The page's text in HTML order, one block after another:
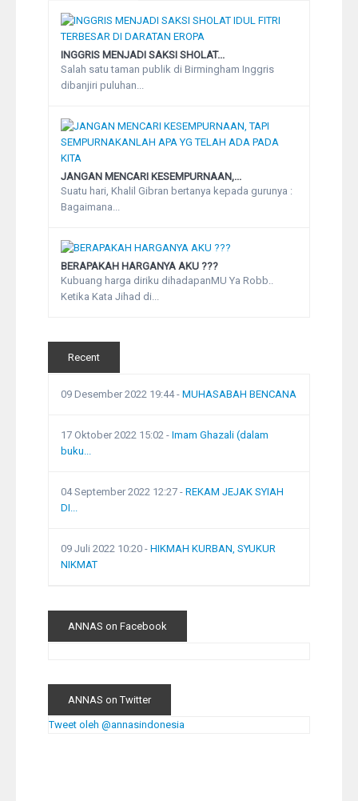
INGGRIS MENJADI SAKSI SHOLAT...
Salah satu taman publik di Birmingham Inggris
dibanjiri puluhan...
JANGAN MENCARI KESEMPURNAAN,...
Suatu hari, Khalil Gibran bertanya kepada gurunya :
Bagaimana...
BERAPAKAH HARGANYA AKU ???
Kubuang harga diriku dihadapanMU Ya Robb..
Ketika Kata Jihad di...
Recent
09 Desember 2022 19:44- MUHASABAH BENCANA
17 Oktober 2022 15:02 - Imam Ghazali (dalam
buku...
04 September 2022 12:27 - REKAM JEJAK SYIAH
DI...
09 Juli 2022 10:20 - HIKMAH KURBAN, SYUKUR
NIKMAT
ANNAS on Facebook
ANNAS on Twitter
Tweet oleh @annasindonesia